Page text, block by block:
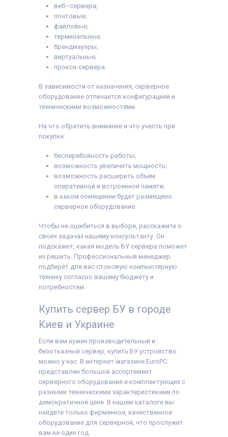
веб–сервера;
почтовые;
файловые;
терминальные;
брандмауэры;
виртуальные;
прокси-сервера.
В зависимости от назначения, серверное
оборудование отличается конфигурацией и
техническими возможностями.
На что обратить внимание и что учесть при
покупке:
бесперебойность работы;
возможность увеличить мощность;
возможность расширить объём
оперативной и встроенной памяти;
в каком помещении будет размещено
серверное оборудование.
Чтобы не ошибиться в выборе, расскажите о
своих задачах нашему консультанту. Он
подскажет, какая модель БУ сервера поможет
их решить. Профессиональный менеджер
подберёт для вас стоковую компьютерную
технику согласно вашему бюджету и
потребностям.
Купить сервер БУ в городе
Киев и Украине
Если вам нужен производительный и
безотказный сервер, купить БУ устройство
можно у нас. В интернет-магазине EuroPC
представлен большой ассортимент
серверного оборудования и комплектующих с
разными техническими характеристиками по
демократичной цене. В нашем каталоге вы
найдёте только фирменное, качественное
оборудование для серверной, что прослужит
вам не один год.